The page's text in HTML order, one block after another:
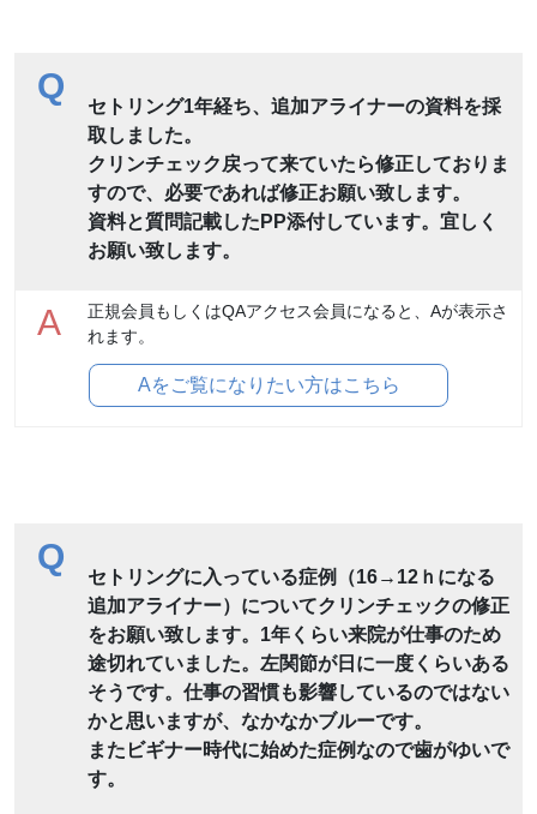
Q
セトリング1年経ち、追加アライナーの資料を採
取しました。
クリンチェック戻って来ていたら修正しておりま
すので、必要であれば修正お願い致します。
資料と質問記載したPP添付しています。宜しく
お願い致します。
A
正規会員もしくはQAアクセス会員になると、Aが表示さ
れます。
Aをご覧になりたい方はこちら
Q
セトリングに入っている症例（16→12ｈになる
追加アライナー）についてクリンチェックの修正
をお願い致します。1年くらい来院が仕事のため
途切れていました。左関節が日に一度くらいある
そうです。仕事の習慣も影響しているのではない
かと思いますが、なかなかブルーです。
またビギナー時代に始めた症例なので歯がゆいで
す。